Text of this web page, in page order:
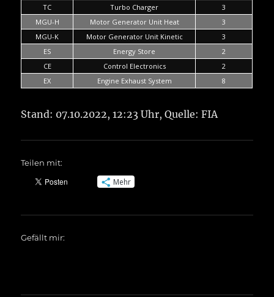
TC
Turbo Charger
3
MGU-H
Motor Generator Unit Heat
3
MGU-K
Motor Generator Unit Kinetic
3
ES
Energy Store
2
CE
Control Electronics
2
EX
Engine Exhaust System 8
Stand: 07.10.2022, 12:23 Uhr, Quelle: FIA
Teilen mit:
Mehr
Gefällt mir: